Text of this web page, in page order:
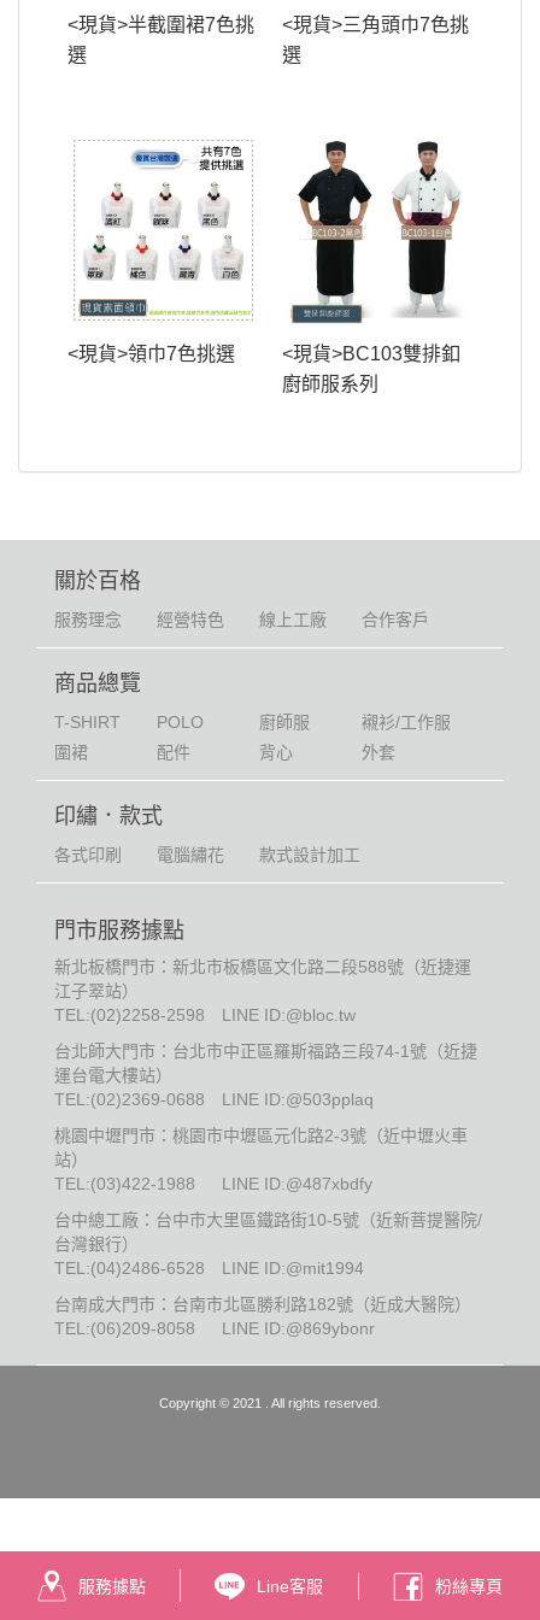
<現貨>半截圍裙7色挑
選
<現貨>三角頭巾7色挑
選
<現貨>領巾7色挑選
<現貨>BC103雙排釦
廚師服系列
關於百格
服務理念 經營特色 線上工廠 合作客戶
商品總覽
T-SHIRT POLO 廚師服
襯衫/工作服
圍裙
配件 背心 外套
印繡．款式
各式印刷 電腦繡花 款式設計加工
門市服務據點
新北板橋門市：新北市板橋區文化路二段588號（近捷運
江子翠站）
TEL:(02)2258-2598
LINE ID:@bloc.tw
台北師大門市：台北市中正區羅斯福路三段74-1號（近捷
運台電大樓站）
TEL:(02)2369-0688
LINE ID:@503pplaq
桃園中壢門市：桃園市中壢區元化路2-3號（近中壢火車
站）
TEL:(03)422-1988
LINE ID:@487xbdfy
台中總工廠：台中市大里區鐵路街10-5號（近新菩提醫院/
台灣銀行）
TEL:(04)2486-6528
LINE ID:@mit1994
台南成大門市：台南市北區勝利路182號（近成大醫院）
TEL:(06)209-8058 LINE ID:@869ybonr
Copyright © 2021 . All rights reserved.
服務據點 Line客服 粉絲專頁